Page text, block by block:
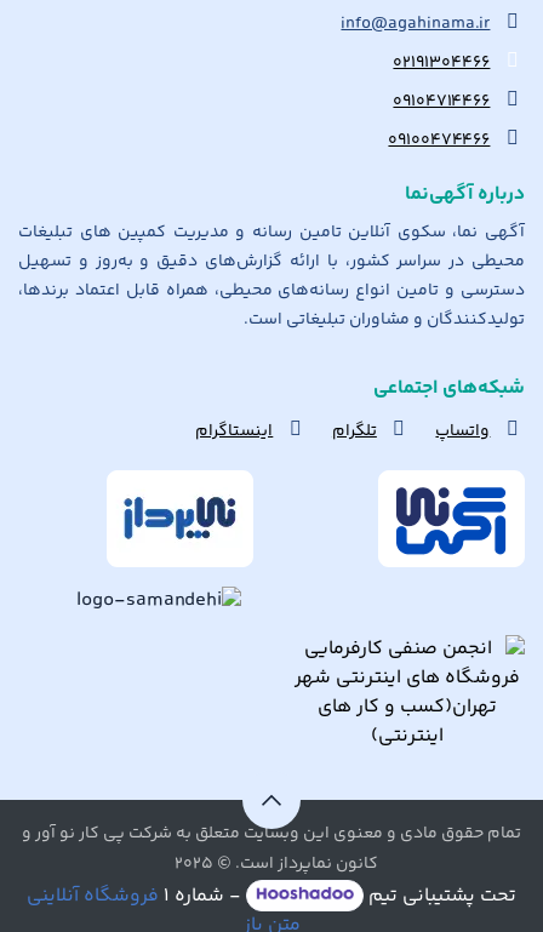
info@agahinama.ir
۰۲۱۹۱۳۰۴۴۶۶
۰۹۱۰۴۷۱۴۴۶۶
۰۹۱۰۰۴۷۴۴۶۶
درباره آگهی‌نما
آگهی نما، سکوی آنلاین تامین رسانه و مدیریت کمپین های تبلیغات
محیطی در سراسر کشور، با ارائه گزارش‌های دقیق و به‌روز و تسهیل
دسترسی و تامین انواع رسانه‌های محیطی، همراه قابل اعتماد برندها،
تولیدکنندگان و مشاوران تبلیغاتی است.
شبکه‌های اجتماعی
واتساپ تلگرام اینستاگرام
تمام حقوق مادی و معنوی این وبسایت متعلق به شرکت پی کار نو آور و
کانون نماپرداز است. © ۲۰۲۵
تحت پشتیبانی تیم - شماره ۱ فروشگاه آنلاینی
متن باز